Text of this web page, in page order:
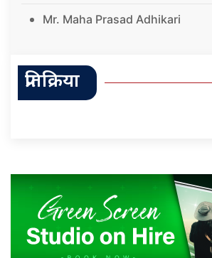
Mr. Maha Prasad Adhikari
प्रतिक्रिया